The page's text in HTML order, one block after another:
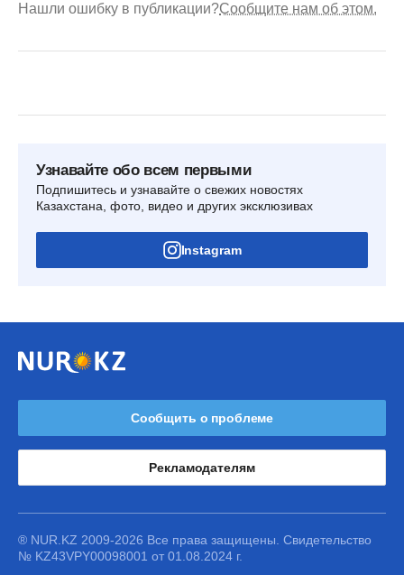
Нашли ошибку в публикации?Сообщите нам об этом.
Узнавайте обо всем первыми
Подпишитесь и узнавайте о свежих новостях
Казахстана, фото, видео и других эксклюзивах
Instagram
Сообщить о проблеме
Рекламодателям
® NUR.KZ 2009-2026 Все права защищены. Свидетельство
№ KZ43VPY00098001 от 01.08.2024 г.